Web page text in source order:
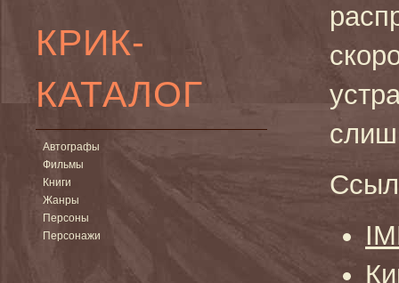
КРИК-
КАТАЛОГ
Автографы
Фильмы
Книги
Жанры
Персоны
Персонажи